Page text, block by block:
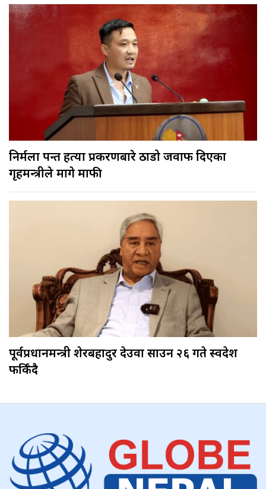
निर्मला पन्त हत्या प्रकरणबारे ठाडो जवाफ दिएका
गृहमन्त्रीले मागे माफी
पूर्वप्रधानमन्त्री शेरबहादुर देउवा साउन २६ गते स्वदेश
फर्किँदै